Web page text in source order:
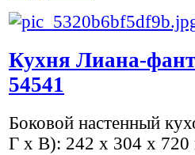
Кухня Лиана-
54541
Боковой настенный
Г х В): 242 x 304 x